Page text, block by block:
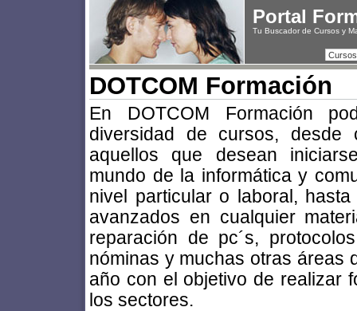
Portal
Tu Buscador de Cursos y
DOTCOM Formación
En DOTCOM Formación
diversidad de cursos, desde
aquellos que desean
mundo de la informática y
nivel particular o laboral,
avanzados en cualquier
reparación de pc´s,
nóminas y muchas otras áreas
año con el objetivo de realizar
los sectores.